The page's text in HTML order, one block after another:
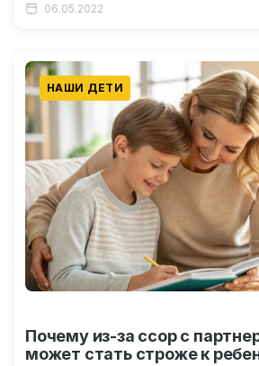
06.05.2022
НАШИ ДЕТИ
Почему из-за ссор с
может стать строже к